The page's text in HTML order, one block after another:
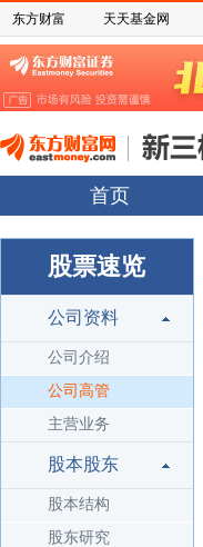
东方财富 天天基金网
首页
股票速览
公司资料
公司介绍
公司高管
主营业务
股本股东
股本结构
股东研究